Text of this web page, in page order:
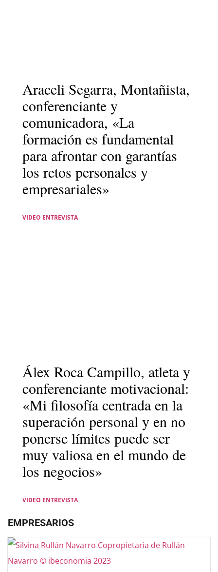
Araceli Segarra, Montañista,
conferenciante y
comunicadora, «La
formación es fundamental
para afrontar con garantías
los retos personales y
empresariales»
VIDEO ENTREVISTA
Álex Roca Campillo, atleta y
conferenciante motivacional:
«Mi filosofía centrada en la
superación personal y en no
ponerse límites puede ser
muy valiosa en el mundo de
los negocios»
VIDEO ENTREVISTA
EMPRESARIOS